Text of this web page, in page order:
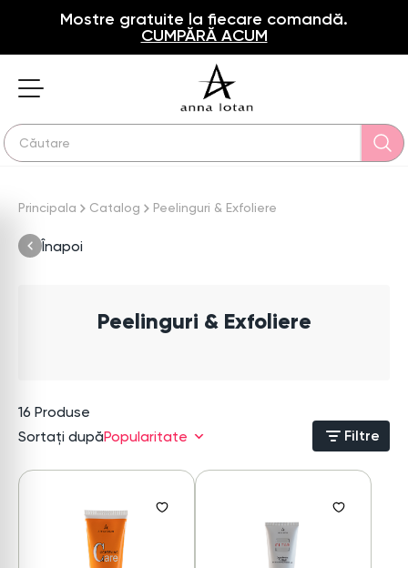
Mostre gratuite la fiecare comandă.
CUMPĂRĂ ACUM
Principala Catalog Peelinguri & Exfoliere
Înapoi
Peelinguri & Exfoliere
16 Produse
Sortați dupăPopularitate Filtre